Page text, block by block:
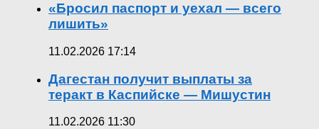
«Бросил паспорт и уехал — всего
лишить»
11.02.2026 17:14
Дагестан получит выплаты за
теракт в Каспийске — Мишустин
11.02.2026 11:30